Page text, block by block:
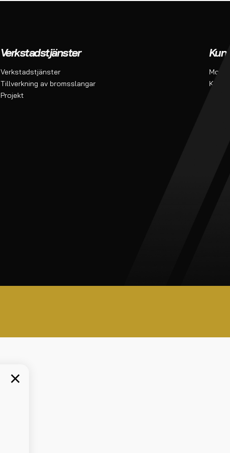
Verkstadstjänster
Verkstadstjänster
Tillverkning av bromsslangar
Projekt